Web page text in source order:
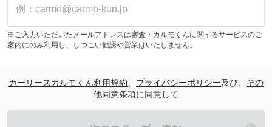
※ご入力いただいたメールアドレスは審査・カルモくんに関するサービスのご
案内にのみ利用し、しつこい勧誘や営業はいたしません。
カーリースカルモくん利用規約 プライバシーポリシー及び、 その
他同意条項に同意して